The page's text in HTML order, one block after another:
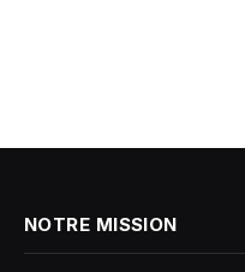
NOTRE MISSION